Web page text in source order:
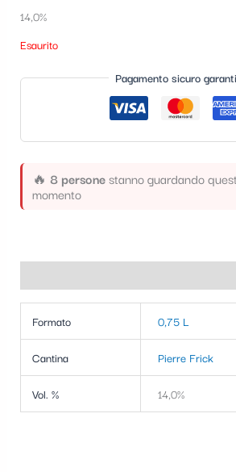
14,0%
Esaurito
Pagamento sicuro
🔥 8 personestanno guardando
momento
Formato 0,75 L
Cantina Pierre Frick
Vol. % 14,0%
c
a
o
r